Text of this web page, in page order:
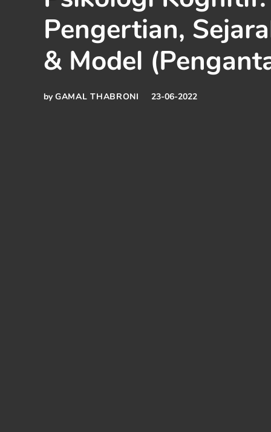
Pengertian,
& Model
by GAMAL THABRONI 23-06-2022